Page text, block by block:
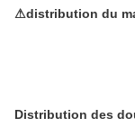
⚠distribution du
Distribution des